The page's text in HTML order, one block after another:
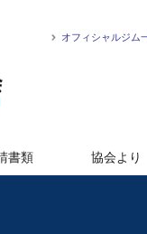
オフィシャルジム
書類 協会より